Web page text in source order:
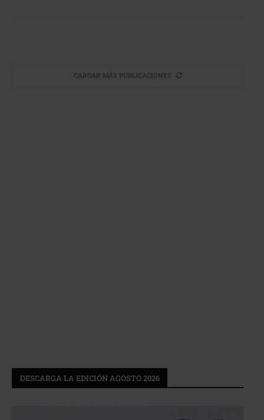
CARGAR MÁS PUBLICACIONES
DESCARGA LA EDICIÓN AGOSTO 2026